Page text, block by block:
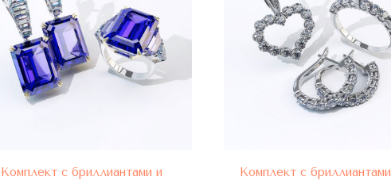
Комплект с бриллиантами и
Комплект с бриллиантами